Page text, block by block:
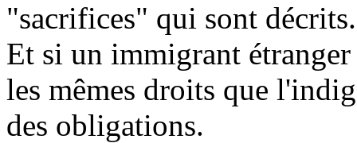
"sacrifices" qui sont décrits.
Et si un immigrant
les mêmes droits que
des obligations.